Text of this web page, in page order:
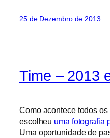
25 de Dezembro de 2013
Time – 2013
Como acontece todos
escolheu uma fotografia
Uma oportunidade de